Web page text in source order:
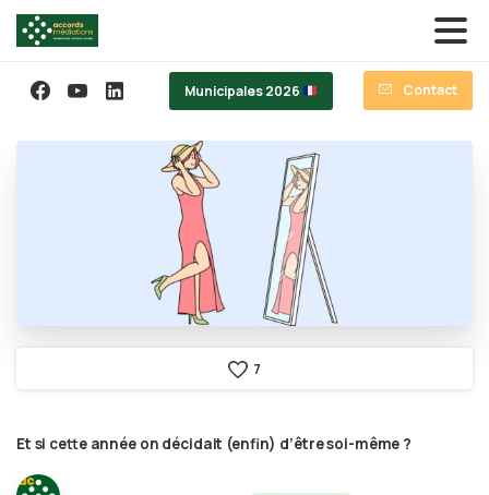
Municipales 2026 Contact
7
Et si cette année on décidait (enfin) d’êtresoi-même ?